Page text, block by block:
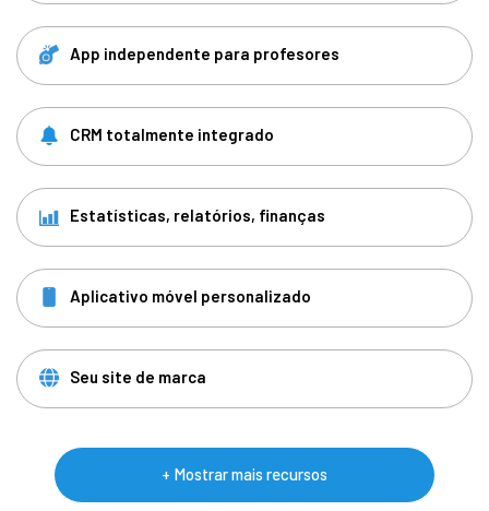
App independente para profesores
CRM totalmente integrado
Estatísticas, relatórios, finanças
Aplicativo móvel personalizado
Seu site de marca
+ Mostrar mais recursos